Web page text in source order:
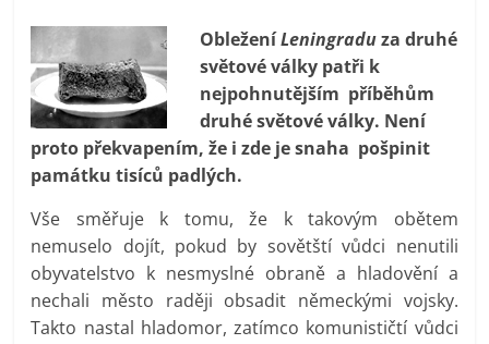
ObleženíLeningraduza druhé
světové války patři k
nejpohnutějším příběhům
druhé světové války. Není
proto překvapením, že i zde je snaha pošpinit
památku tisíců padlých.
Vše směřuje k tomu, že k takovým obětem
nemuselo dojít, pokud by sovětští vůdci nenutili
obyvatelstvo k nesmyslné obraně a hladovění a
nechali město raději obsadit německými vojsky.
Takto nastal hladomor, zatímco komunističtí vůdci